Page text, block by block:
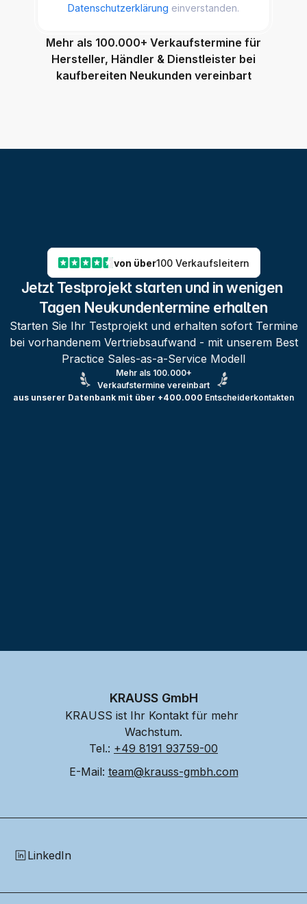
Datenschutzerklärung einverstanden.
Mehr als 100.000+ Verkaufstermine für
Hersteller, Händler & Dienstleister bei
kaufbereiten Neukunden vereinbart
von über100 Verkaufsleitern
Jetzt Testprojekt starten und in wenigen
Tagen Neukundentermine erhalten
Starten Sie Ihr Testprojekt und erhalten sofort Termine
bei vorhandenem Vertriebsaufwand - mit unserem Best
Practice Sales-as-a-Service Modell
Mehr als 100.000+
Verkaufstermine vereinbart
aus unserer Datenbank mit über +400.000 Entscheiderkontakten
KRAUSS GmbH
KRAUSS ist Ihr Kontakt für mehr
Wachstum.
Tel.: +49 8191 93759-00
E-Mail: team@krauss-gmbh.com
LinkedIn